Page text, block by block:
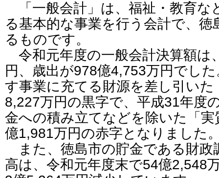
「一般会計」は、福祉・教育な
る基本的な事業を行う会計で、
るものです。
令和元年度の一般会計決算額は
円、歳出が978億4,753万円でし
す事業に充てる財源を差し引いた
8,227万円の黒字で、平成31年度
金への積み立てなどを除いた「
億1,981万円の赤字となりました
また、徳島市の貯金である財政
高は、令和元年度末で54億2,548